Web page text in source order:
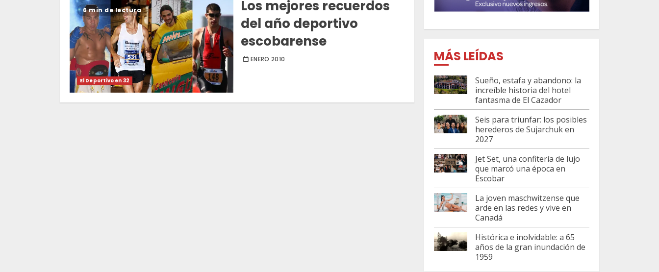
6 min de lectura
El Deportivo en 32
Los mejores recuerdos
del año deportivo
escobarense
ENERO 2010 MÁS LEÍDAS
Sueño, estafa y abandono: la
increíble historia del hotel
fantasma de El Cazador
Seis para triunfar: los posibles
herederos de Sujarchuk en
2027
Jet Set, una confitería de lujo
que marcó una época en
Escobar
La joven maschwitzense que
arde en las redes y vive en
Canadá
Histórica e inolvidable: a 65
años de la gran inundación de
1959